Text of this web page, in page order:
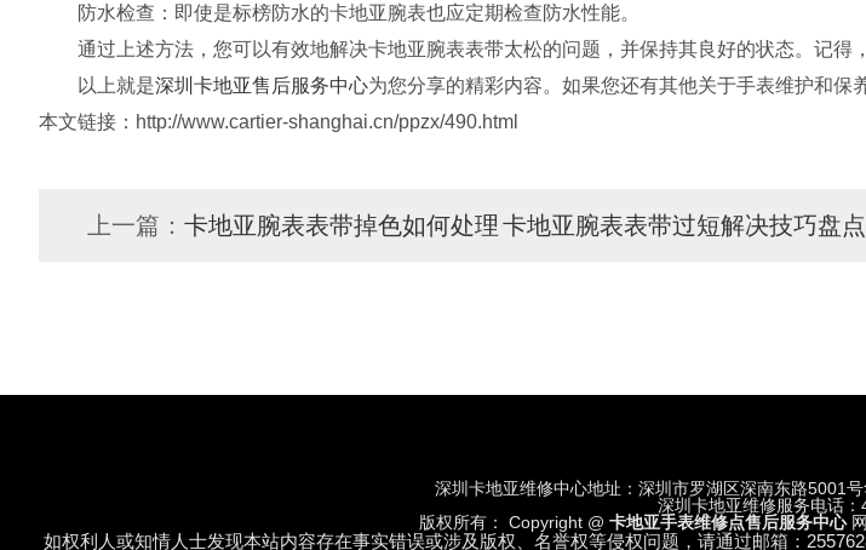
防水检查：即使是标榜防水的卡地亚腕表也应定期检查防水性能。
通过上述方法，您可以有效地解决卡地亚腕表表带太松的问题，并保持其良好的状态。记得
以上就是深圳卡地亚售后服务中心为您分享的精彩内容。如果您还有其他关于手表维护和保
本文链接：http://www.cartier-shanghai.cn/ppzx/490.html
上一篇： 卡地亚腕表表带掉色如何处理 卡地亚腕表表带过短解决技巧盘点
深圳卡地亚维修中心地址：深圳市罗湖区深南东路5001
深圳卡地亚维修服务电话
版权所有： Copyright @ 卡地亚手表维修点售后服务中心
如权利人或知情人士发现本站内容存在事实错误或涉及版权、名誉权等侵权问题，请通过邮箱：